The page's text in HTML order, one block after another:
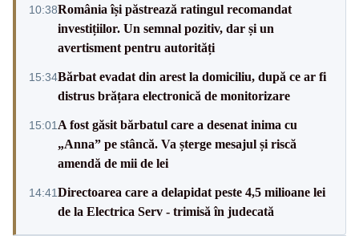
10:38România își păstrează ratingul recomandat
investițiilor. Un semnal pozitiv, dar și un
avertisment pentru autorități
15:34Bărbat evadat din arest la domiciliu, după ce ar fi
distrus brățara electronică de monitorizare
15:01 A fost găsit bărbatul care a desenat inima cu
„Anna” pe stâncă. Va șterge mesajul și riscă
amendă de mii de lei
14:41Directoarea care a delapidat peste 4,5 milioane lei
de la Electrica Serv - trimisă în judecată